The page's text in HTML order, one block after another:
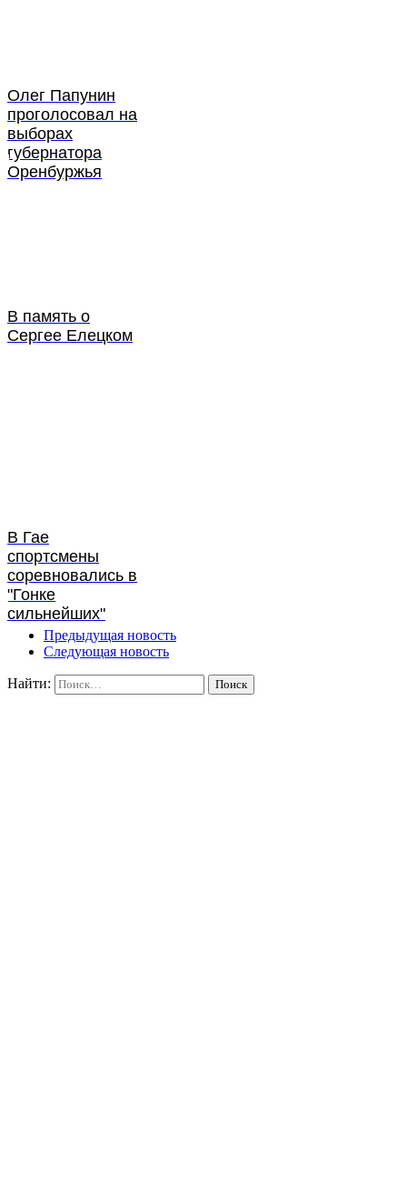
Олег Папунин
проголосовал на
выборах
губернатора
Оренбуржья
В память о
Сергее Елецком
В Гае
спортсмены
соревновались в
"Гонке
сильнейших"
Предыдущая новость
Следующая новость
Найти: